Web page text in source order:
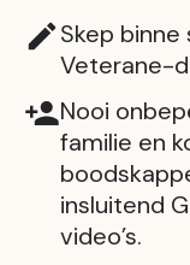
Skep binne
Veterane-
Nooi
familie en
insluitend
video’s.